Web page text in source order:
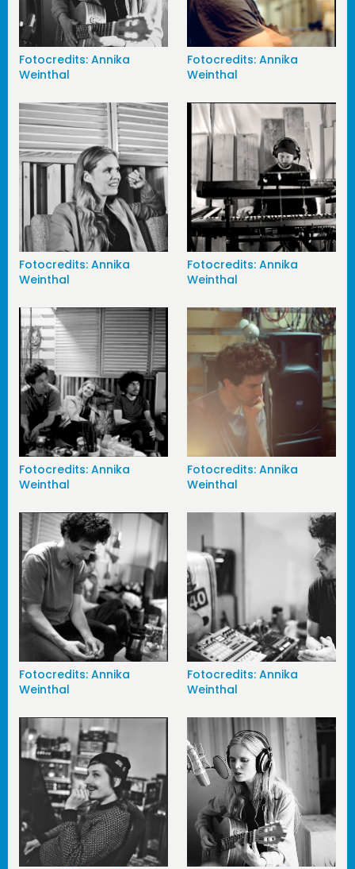
Fotocredits: Annika
Weinthal
Fotocredits: Annika
Weinthal
Fotocredits: Annika
Weinthal
Fotocredits: Annika
Weinthal
Fotocredits: Annika
Weinthal
Fotocredits: Annika
Weinthal
Fotocredits: Annika
Weinthal
Fotocredits: Annika
Weinthal